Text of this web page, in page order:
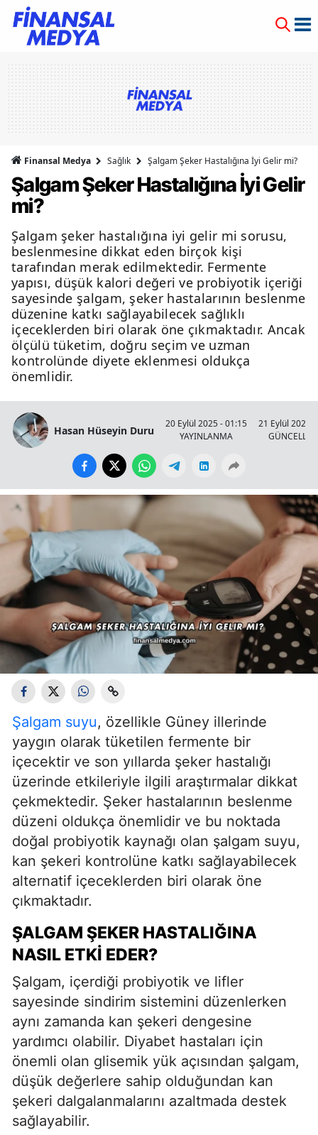
Finansal Medya Sağlık Şalgam Şeker Hastalığına İyi Gelir mi?
Şalgam Şeker Hastalığına İyi Gelir
mi?
Şalgam şeker hastalığına iyi gelir mi sorusu,
beslenmesine dikkat eden birçok kişi
tarafından merak edilmektedir. Fermente
yapısı, düşük kalori değeri ve probiyotik içeriği
sayesinde şalgam, şeker hastalarının beslenme
düzenine katkı sağlayabilecek sağlıklı
içeceklerden biri olarak öne çıkmaktadır. Ancak
ölçülü tüketim, doğru seçim ve uzman
kontrolünde diyete eklenmesi oldukça
önemlidir.
Hasan Hüseyin Duru
20 Eylül 2025 - 01:15
YAYINLANMA
21 Eylül 2025
Şalgam suyu, özellikle Güney illerinde
yaygın olarak tüketilen fermente bir
içecektir ve son yıllarda şeker hastalığı
üzerinde etkileriyle ilgili araştırmalar dikkat
çekmektedir. Şeker hastalarının beslenme
düzeni oldukça önemlidir ve bu noktada
doğal probiyotik kaynağı olan şalgam suyu,
kan şekeri kontrolüne katkı sağlayabilecek
alternatif içeceklerden biri olarak öne
çıkmaktadır.
ŞALGAM ŞEKER HASTALIĞINA
NASIL ETKI EDER?
Şalgam, içerdiği probiyotik ve lifler
sayesinde sindirim sistemini düzenlerken
aynı zamanda kan şekeri dengesine
yardımcı olabilir. Diyabet hastaları için
önemli olan glisemik yük açısından şalgam,
düşük değerlere sahip olduğundan kan
şekeri dalgalanmalarını azaltmada destek
sağlayabilir.